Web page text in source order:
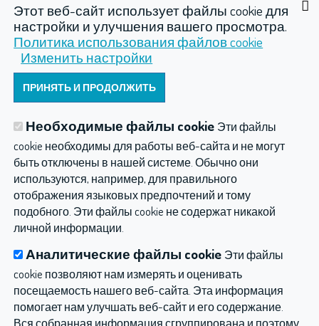
Гидротерапия Спа
Газовые инъекции
Компрессоры
Прочеe
Hydroterapia balneológia a balneotechnika
Политика конфиденциальности
Этот веб-сайт использует файлы cookie для
настройки и улучшения вашего просмотра.
Политика использования файлов cookie
Изменить настройки
Необходимые файлы cookie Эти файлы
cookie необходимы для работы веб-сайта и не могут
быть отключены в нашей системе. Обычно они
используются, например, для правильного
отображения языковых предпочтений и тому
подобного. Эти файлы cookie не содержат никакой
личной информации.
Аналитические файлы cookie Эти файлы
cookie позволяют нам измерять и оценивать
посещаемость нашего веб-сайта. Эта информация
помогает нам улучшать веб-сайт и его содержание.
Вся собранная информация сгруппирована и поэтому